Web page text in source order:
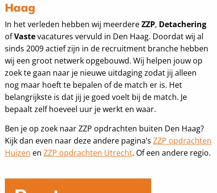
Haag
In het verleden hebben wij meerdereZZP, Detachering
ofVastevacatures vervuld in Den Haag. Doordat wij al
sinds 2009 actief zijn in de recruitment branche hebben
wij een groot netwerk opgebouwd. Wij helpen jouw op
zoek te gaan naar je nieuwe uitdaging zodat jij alleen
nog maar hoeft te bepalen of de match er is. Het
belangrijkste is dat jij je goed voelt bij de match. Je
bepaalt zelf hoeveel uur je werkt en waar.
Ben je op zoek naar ZZP opdrachten buiten Den Haag?
Kijk dan even naar deze andere pagina’s ZZP opdrachten
Huizen en ZZP opdrachten Utrecht. Of een andere regio.